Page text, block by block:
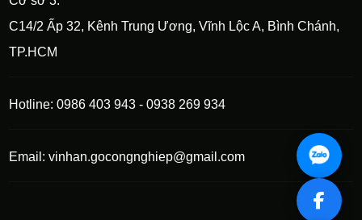
C14/2 Ấp 32, Kênh Trung Ương, Vĩnh Lộc A, Bình Chánh,
TP.HCM
Hotline: 0986 403 943 - 0938 269 934
Email: vinhan.gocongnghiep@gmail.com